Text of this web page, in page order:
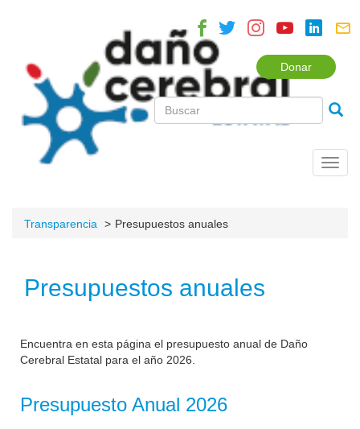
Donar
Transparencia Presupuestos anuales
Presupuestos anuales
Encuentra en esta página el presupuesto anual de Daño
Cerebral Estatal para el año 2026.
Presupuesto Anual 2026